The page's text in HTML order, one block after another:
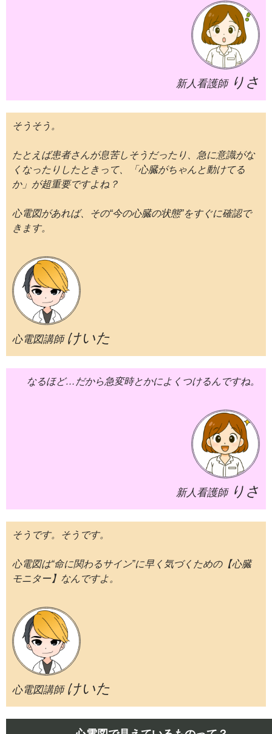
新人看護師 りさ
そうそう。
たとえば患者さんが息苦しそうだったり、急に意識がな
くなったりしたときって、「心臓がちゃんと動けてる
か」が超重要ですよね？
心電図があれば、その“今の心臓の状態”をすぐに確認で
きます。
心電図講師 けいた
なるほど…だから急変時とかによくつけるんですね。
新人看護師 りさ
そうです。そうです。
心電図は“命に関わるサイン”に早く気づくための【心臓
モニター】なんですよ。
心電図講師 けいた